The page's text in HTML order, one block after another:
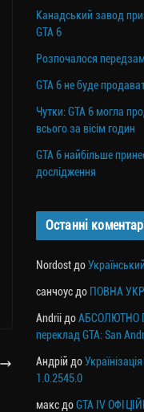
Канадський завод
GTA 6
Розпочалося
GTA 6 не буде
Чутки: GTA 6 могла
всього за вісім годин
GTA 6 найбільше
дослідження
Останні
Nordost до
санчоус до ПОВНА
Andrii доАБСОЛЮТНО
переклад GTA: San
Андрій до
1.0.2545.0
макс доGTA IV